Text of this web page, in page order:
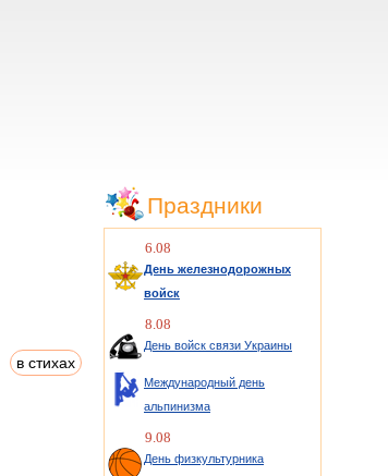
в стихах
Праздники
6.08
День железнодорожных
войск
8.08
День войск связи Украины
Международный день
альпинизма
9.08
День физкультурника